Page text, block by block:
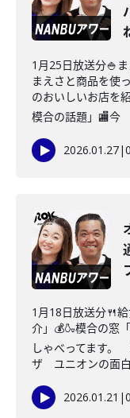
1月25日放送分🍚
まえさと商品を使
のおいしいお店を
模合の話題」🏬今
2026.01.27|
1月18日放送分🍴
介」💰🍶模合の窓
しゃべってます。
ザ ユニオンの面
2026.01.21 |